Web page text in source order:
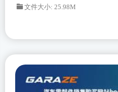
文件大小: 25.98M